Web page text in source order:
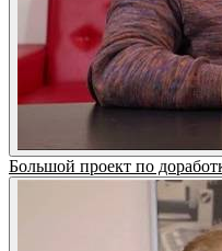
Большой проект по